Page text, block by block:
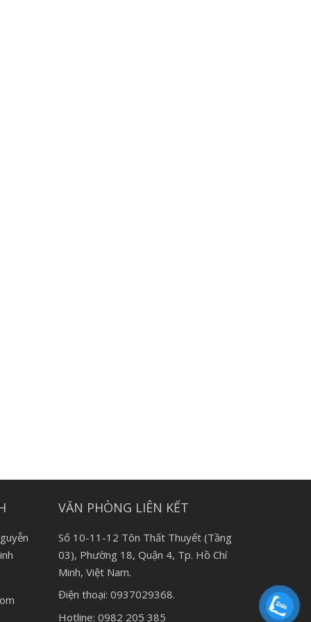
VĂN PHÒNG LIÊN KẾT
Số 10-11-12 Tôn Thất Thuyết (Tầng
03), Phường 18, Quận 4, Tp. Hồ Chí
Minh, Việt Nam.
Điện thoại: 0937029368.
Hotline: 0982 205 385